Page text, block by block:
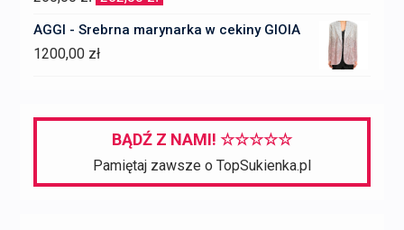
cena
wynosiła:
cena
AGGI - Srebrna marynarka w cekiny GIOIA
1200,00 zł
BĄDŹ Z NAMI! ☆☆☆☆☆
Pamiętaj zawsze o TopSukienka.pl